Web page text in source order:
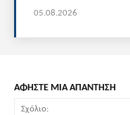
05.08.2026
ΑΦΗΣΤΕ ΜΙΑ ΑΠΑΝΤΗΣΗ